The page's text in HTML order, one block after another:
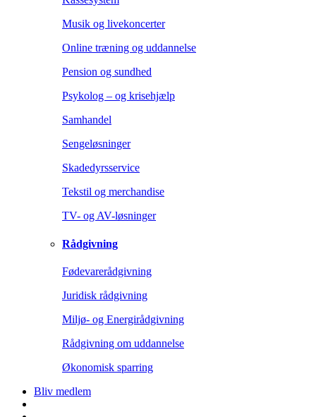
Musik og livekoncerter
Online træning og uddannelse
Pension og sundhed
Psykolog – og krisehjælp
Samhandel
Sengeløsninger
Skadedyrsservice
Tekstil og merchandise
TV- og AV-løsninger
Rådgivning
Fødevarerådgivning
Juridisk rådgivning
Miljø- og Energirådgivning
Rådgivning om uddannelse
Økonomisk sparring
Bliv medlem